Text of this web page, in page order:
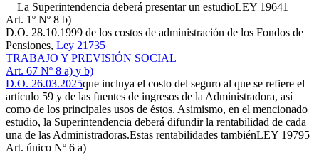
La Superintendencia deberá presentar un estudioLEY 19641
Art. 1º Nº 8 b)
D.O. 28.10.1999 de los costos de administración de los Fondos de
Pensiones, Ley 21735
TRABAJO Y PREVISIÓN SOCIAL
Art. 67 Nº 8 a) y b)
D.O. 26.03.2025que incluya el costo del seguro al que se refiere el
artículo 59 y de las fuentes de ingresos de la Administradora, así
como de los principales usos de éstos. Asimismo, en el mencionado
estudio, la Superintendencia deberá difundir la rentabilidad de cada
una de las Administradoras.Estas rentabilidades tambiénLEY 19795
Art. único Nº 6 a)